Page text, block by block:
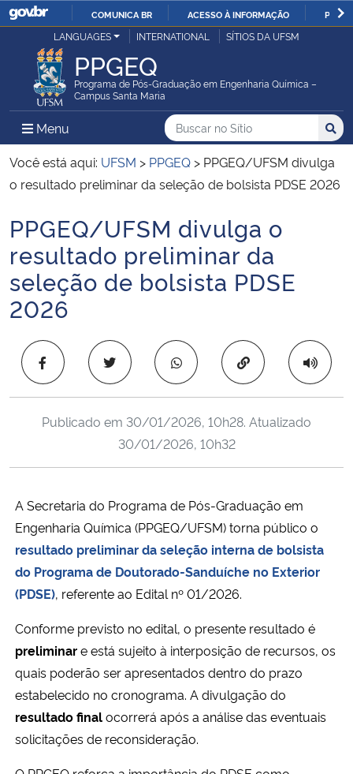
IR
O
COMUNICA BR ACESSO À INFORMAÇÃO
Ministério da Justiça e Segurança Pública
Ministério da Defesa
Ministério das Relações Exteriores
Ministério da Infraestrutura
Ministério da Agricultura, Pecuária e Abastecimento
Ministério da Cidadania
Ministério de Minas e Energia
Ministério do Meio Ambiente
Ministério do Turismo
Controladoria-Geral da União
Ministério da Mulher, da Família e dos Direitos Humanos
Secretaria-Geral
LANGUAGES INTERNATIONAL SÍTIOS DA UFSM
PPGEQ
Programa de Pós-Graduação em Engenharia Química –
Campus Santa Maria
Menu Menu Principal do Sítio
Busca
Buscar no no Sítio
Busca:
Você está aqui: UFSM > PPGEQ > PPGEQ/UFSM divulga
o resultado preliminar da seleção de bolsista PDSE 2026
Início do conteúdo
PPGEQ/UFSM divulga o
resultado preliminar da
seleção de bolsista PDSE
2026
Copiar para área
Publicado em 30/01/2026, 10h28. Atualizado
30/01/2026, 10h32
A Secretaria do Programa de Pós-Graduação em
Engenharia Química (PPGEQ/UFSM) torna público o
resultado preliminar da seleção interna de bolsista
do Programa de Doutorado-Sanduíche no Exterior
(PDSE), referente ao Edital nº 01/2026.
Conforme previsto no edital, o presente resultado é
preliminare está sujeito à interposição de recursos, os
quais poderão ser apresentados dentro do prazo
estabelecido no cronograma. A divulgação do
resultado finalocorrerá após a análise das eventuais
solicitações de reconsideração.